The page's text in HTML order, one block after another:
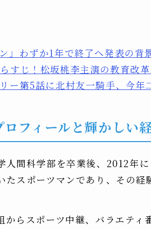
」わずか1年で終了へ発表の背
すじ！松坂桃李主演の教育改
ー第5話に北村友一騎手、今年
フィールと輝かしい
人間科学部を卒業後、2012年
たスポーツマンであり、その
からスポーツ中継、バラエテ